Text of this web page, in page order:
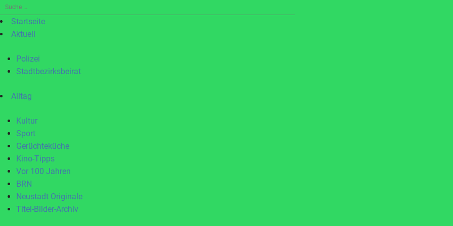
Suche
nach:Startseite
Aktuell
Polizei
Stadtbezirksbeirat
Alltag
Kultur
Sport
Gerüchteküche
Kino-Tipps
Vor 100 Jahren
BRN
Neustadt Originale
Titel-Bilder-Archiv